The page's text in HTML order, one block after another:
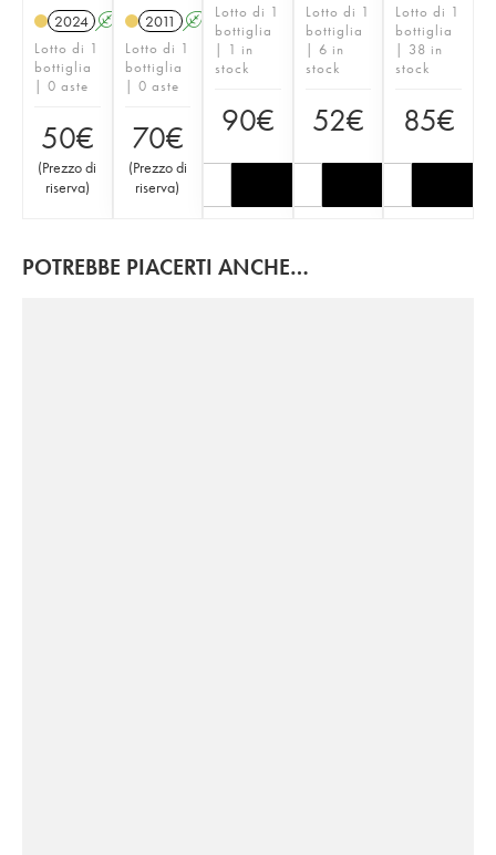
2024 A S
Lotto di 1
bottiglia
| 0 aste
50€
(Prezzo di
riserva)
2011 A S
Lotto di 1
bottiglia
| 0 aste
70€
(Prezzo di
riserva)
Lotto di 1
bottiglia
| 1 in
stock
90€
Lotto di 1
bottiglia
| 6 in
stock
52€
Lotto di 1
bottiglia
| 38 in
stock
85€
POTREBBE PIACERTI ANCHE…